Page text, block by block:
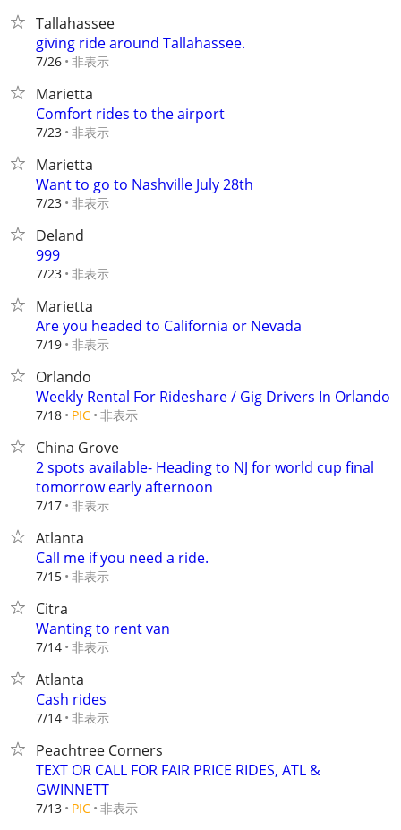
Tallahassee
giving ride around Tallahassee.
7/26 非表示
Marietta
Comfort rides to the airport
7/23 非表示
Marietta
Want to go to Nashville July 28th
7/23 非表示
Deland
999
7/23 非表示
Marietta
Are you headed to California or Nevada
7/19 非表示
Orlando
Weekly Rental For Rideshare / Gig Drivers In Orlando
7/18 PIC 非表示
China Grove
2 spots available- Heading to NJ for world cup final
tomorrow early afternoon
7/17 非表示
Atlanta
Call me if you need a ride.
7/15 非表示
Citra
Wanting to rent van
7/14 非表示
Atlanta
Cash rides
7/14 非表示
Peachtree Corners
TEXT OR CALL FOR FAIR PRICE RIDES, ATL &
GWINNETT
7/13 PIC 非表示